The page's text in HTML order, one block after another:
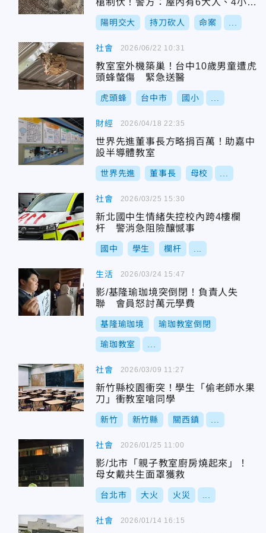
槍制伏！警方：屋內有6大人、4小孩
受困
陽明交大 持刀砍人 命案
社會
教室室外機築巢！台中10歲男童遭虎
頭蜂螫傷 緊急送醫
虎頭蜂 台中市 國小
2026/06/22 10:31
財經
世界先進董事長方略捐百萬！助嘉中
設半導體教室
世界先進 董事長 母校
2026/04/18 22:35
社會
新北國中生情緒失控校內跨4樓欄
杆 警消急阻險釀憾事
國中 學生 欄杆
2026/03/25 15:30
生活
影/基隆瑜珈境突倒閉！負責人失
聯 會員怒討萬元學費
基隆瑜珈境 瑜珈教室倒閉
瑜珈教室
2026/03/24 15:47
社會
新竹縣校園衝突！學生「偷老師水果
刀」衝教室嗆同學
新竹 新竹縣 關西鎮
2026/03/09 11:27
社會
影/北市「親子教室廚房燒起來」！
母女戴共生面罩獲救
台北市 大火 火災
2026/01/25 11:00
社會 2026/01/14 16:15